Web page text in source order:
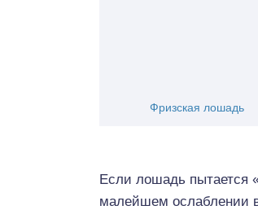
Фризская лошадь
Если лошадь пытается
малейшем ослаблении